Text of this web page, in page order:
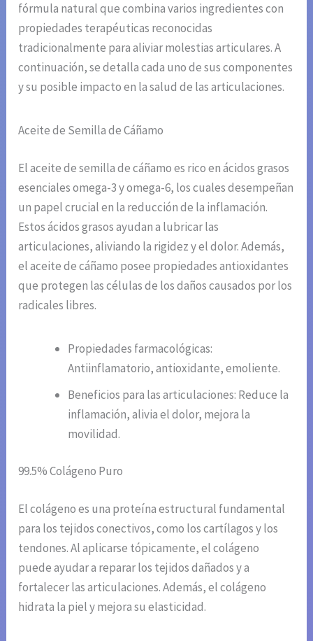
fórmula natural que combina varios ingredientes con
propiedades terapéuticas reconocidas
tradicionalmente para aliviar molestias articulares. A
continuación, se detalla cada uno de sus componentes
y su posible impacto en la salud de las articulaciones.
Aceite de Semilla de Cáñamo
El aceite de semilla de cáñamo es rico en ácidos grasos
esenciales omega-3 y omega-6, los cuales desempeñan
un papel crucial en la reducción de la inflamación.
Estos ácidos grasos ayudan a lubricar las
articulaciones, aliviando la rigidez y el dolor. Además,
el aceite de cáñamo posee propiedades antioxidantes
que protegen las células de los daños causados por los
radicales libres.
Propiedades farmacológicas:
Antiinflamatorio, antioxidante, emoliente.
Beneficios para las articulaciones: Reduce la
inflamación, alivia el dolor, mejora la
movilidad.
99.5% Colágeno Puro
El colágeno es una proteína estructural fundamental
para los tejidos conectivos, como los cartílagos y los
tendones. Al aplicarse tópicamente, el colágeno
puede ayudar a reparar los tejidos dañados y a
fortalecer las articulaciones. Además, el colágeno
hidrata la piel y mejora su elasticidad.